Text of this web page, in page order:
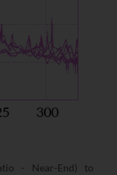
- Near-End) to